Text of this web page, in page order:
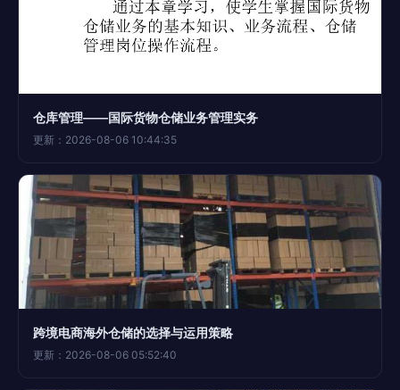
仓库管理——国际货物仓储业务管理实务
更新：2026-08-06 10:44:35
跨境电商海外仓储的选择与运用策略
更新：2026-08-06 05:52:40